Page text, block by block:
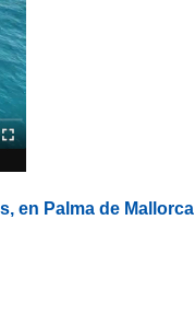
en Palma de Mallorca